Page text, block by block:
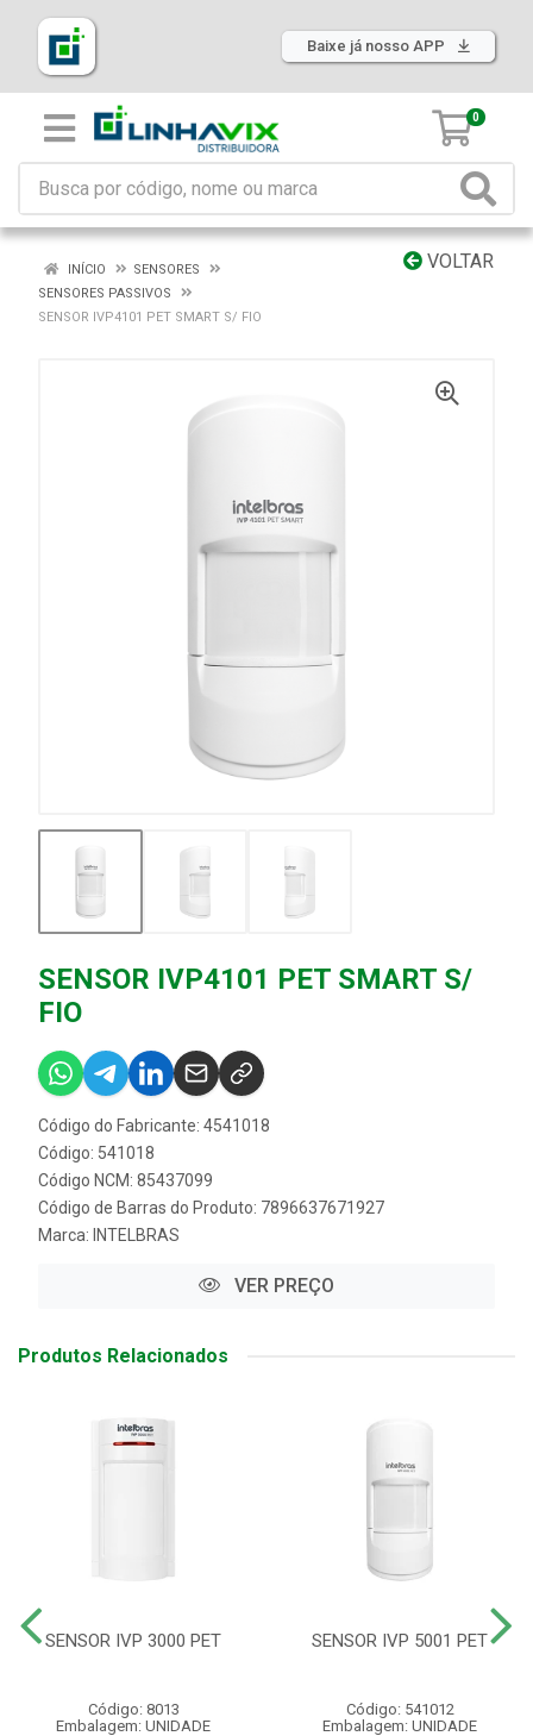
Baixe já nosso APP
0
VOLTAR
INÍCIO
SENSORES
SENSORES PASSIVOS
SENSOR IVP4101 PET SMART S/ FIO
SENSOR IVP4101 PET SMART S/
FIO
Código do Fabricante: 4541018
Código: 541018
Código NCM: 85437099
Código de Barras do Produto: 7896637671927
Marca: INTELBRAS
VER PREÇO
Produtos Relacionados
SENSOR IVP 3000 PET
Código: 8013
Embalagem: UNIDADE
SENSOR IVP 5001 PET
Código: 541012
Embalagem: UNIDADE